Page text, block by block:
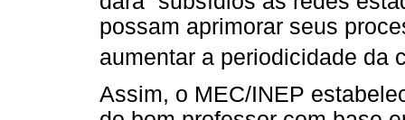
possam aprimorar seus
aumentar a periodicidade da
Assim, o MEC/INEP